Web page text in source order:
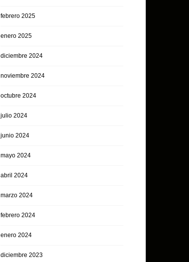
febrero 2025
enero 2025
diciembre 2024
noviembre 2024
octubre 2024
julio 2024
junio 2024
mayo 2024
abril 2024
marzo 2024
febrero 2024
enero 2024
diciembre 2023